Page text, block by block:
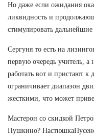
Но даже если ожидания
ликвидность и
стимулировать дальнейшие
Сергуня то есть на
первую очередь учитель, а
работать вот и пристают
ограничивает диапазон
жесткими, что может
Мастерон со скидкой
Пушкино?